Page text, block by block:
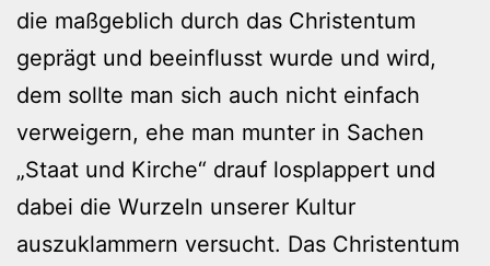
die maßgeblich durch das Christentum
geprägt und beeinflusst wurde und wird,
dem sollte man sich auch nicht einfach
verweigern, ehe man munter in Sachen
„Staat und Kirche“ drauf losplappert und
dabei die Wurzeln unserer Kultur
auszuklammern versucht. Das Christentum